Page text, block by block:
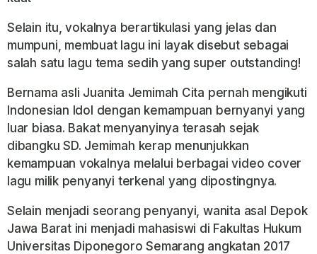
Selain itu, vokalnya berartikulasi yang jelas dan
mumpuni, membuat lagu ini layak disebut sebagai
salah satu lagu tema sedih yangsuper outstanding!
Bernama asli Juanita Jemimah Cita pernah mengikuti
Indonesian Idol dengan kemampuan bernyanyi yang
luar biasa. Bakat menyanyinya terasah sejak
dibangku SD. Jemimah kerap menunjukkan
kemampuan vokalnya melalui berbagai video cover
lagu milik penyanyi terkenal yang dipostingnya.
Selain menjadi seorang penyanyi, wanita asal Depok
Jawa Barat ini menjadi mahasiswi di Fakultas Hukum
Universitas Diponegoro Semarang angkatan 2017